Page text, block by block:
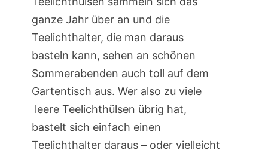
ganze Jahr über an und die
Teelichthalter, die man daraus
basteln kann, sehen an schönen
Sommerabenden auch toll auf dem
Gartentisch aus. Wer also zu viele
leere Teelichthülsen übrig hat,
bastelt sich einfach einen
Teelichthalter daraus – oder vielleicht